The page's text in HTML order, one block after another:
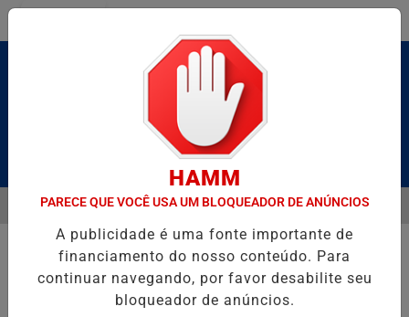
Pesquisar Notícia
HOMENAGEIA UZIEL BUENO NO TERRAÇO MINEIRO
EM ALTA
MENU
HAMM
PARECE QUE VOCÊ USA UM BLOQUEADOR DE ANÚNCIOS
A publicidade é uma fonte importante de
financiamento do nosso conteúdo. Para
continuar navegando, por favor desabilite seu
bloqueador de anúncios.